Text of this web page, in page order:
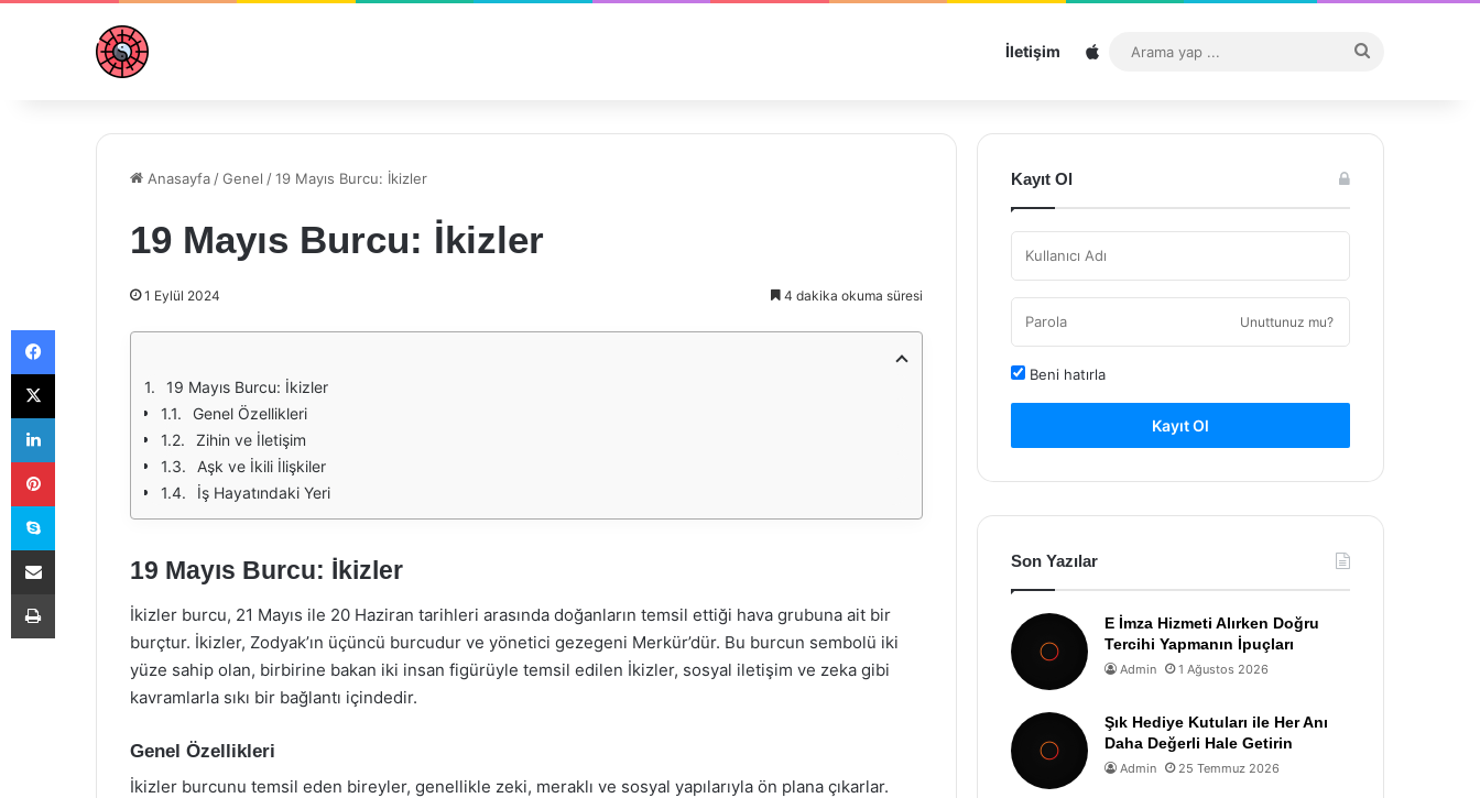
İletişim Sitemap
...
Anasayfa /Genel /19 Mayıs Burcu: İkizler
19 Mayıs Burcu: İkizler
1 Eylül 2024 4 dakika okuma süresi
19 Mayıs Burcu: İkizler
Genel Özellikleri
Zihin ve İletişim
Aşk ve İkili İlişkiler
İş Hayatındaki Yeri
19 Mayıs Burcu: İkizler
İkizler burcu, 21 Mayıs ile 20 Haziran tarihleri arasında doğanların temsil ettiği hava grubuna ait bir
burçtur. İkizler, Zodyak’ın üçüncü burcudur ve yönetici gezegeni Merkür’dür. Bu burcun sembolü iki
yüze sahip olan, birbirine bakan iki insan figürüyle temsil edilen İkizler, sosyal iletişim ve zeka gibi
kavramlarla sıkı bir bağlantı içindedir.
Genel Özellikleri
İkizler burcunu temsil eden bireyler, genellikle zeki, meraklı ve sosyal yapılarıyla ön plana çıkarlar.
Kayıt Ol
Unuttunuz mu?
Beni hatırla
Kayıt Ol
Son Yazılar
E İmza Hizmeti Alırken Doğru
Tercihi Yapmanın İpuçları
Admin 1 Ağustos 2026
Şık Hediye Kutuları ile Her Anı
Daha Değerli Hale Getirin
Admin 25 Temmuz 2026
Facebook
X
LinkedIn
Pinterest
Skype
E-Posta ile paylaş